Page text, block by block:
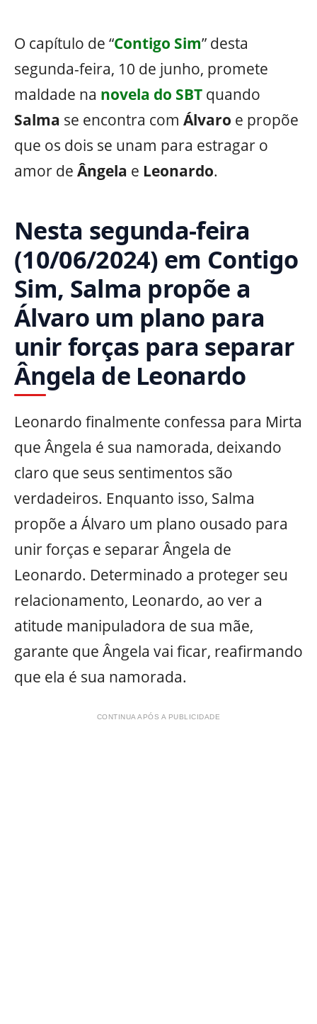
O capítulo de “Contigo Sim” desta
segunda-feira, 10 de junho, promete
maldade na novela do SBT quando
Salma se encontra com Álvaro e propõe
que os dois se unam para estragar o
amor de Ângela e Leonardo.
Nesta segunda-feira
(10/06/2024) em Contigo
Sim, Salma propõe a
Álvaro um plano para
unir forças para separar
Ângela de Leonardo
Leonardo finalmente confessa para Mirta
que Ângela é sua namorada, deixando
claro que seus sentimentos são
verdadeiros. Enquanto isso, Salma
propõe a Álvaro um plano ousado para
unir forças e separar Ângela de
Leonardo. Determinado a proteger seu
relacionamento, Leonardo, ao ver a
atitude manipuladora de sua mãe,
garante que Ângela vai ficar, reafirmando
que ela é sua namorada.
CONTINUA APÓS A PUBLICIDADE